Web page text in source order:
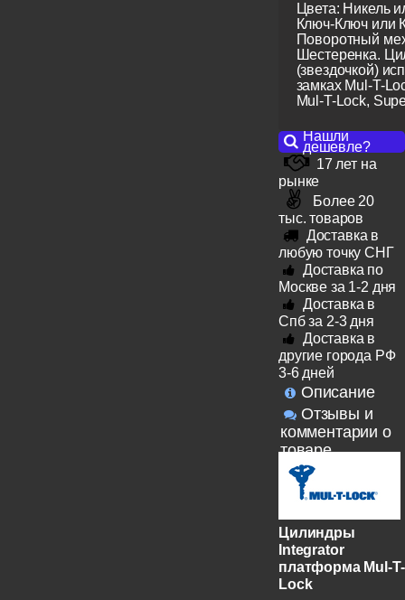
Цвета: Никель
Ключ-Ключ или
Поворотный
Шестеренка.
(звездочкой)
замках Mul-T-
Mul-T-Lock,
Нашли
дешевле?
17 лет на
рынке
Более 20
тыс. товаров
Доставка в
любую точку СНГ
Доставка по
Москве за 1-2 дня
Доставка в
Спб за 2-3 дня
Доставка в
другие города РФ
3-6 дней
Описание
Отзывы и
комментарии о
товаре
Цилиндры
Integrator
платформа Mul-T-
Lock